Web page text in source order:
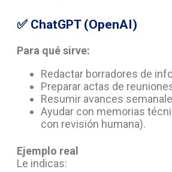
✅ ChatGPT (OpenAI)
Para qué sirve:
Redactar borradores de
Preparar actas de
Resumir avances
Ayudar con memorias
con revisión humana).
Ejemplo real
Le indicas: